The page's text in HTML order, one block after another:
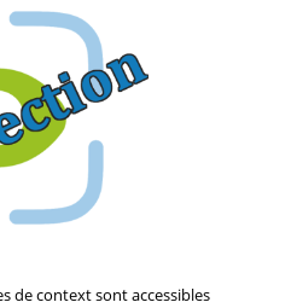
de context sont accessibles